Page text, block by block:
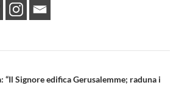
Signore edifica Gerusalemme; raduna i